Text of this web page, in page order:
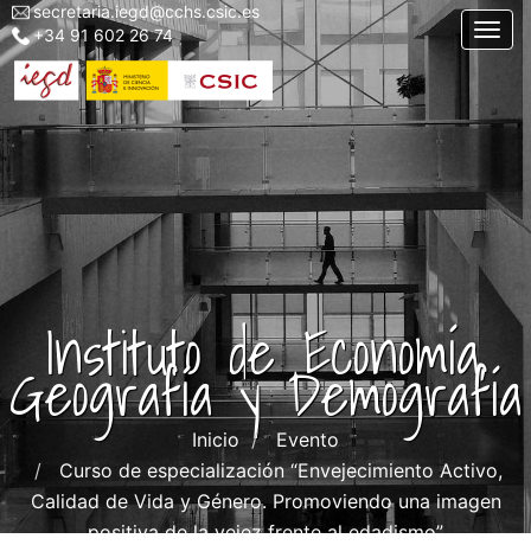
Pasar
al
contenido
principal
Menu
top
left
iegd
secretaria.iegd@cchs.csic.es
+34 91 602 26 74
Instituto de Economía,
Geografía y Demografía
Inicio
Evento
Curso de especialización “Envejecimiento Activo,
Calidad de Vida y Género. Promoviendo una imagen
positiva de la vejez frente al edadismo”